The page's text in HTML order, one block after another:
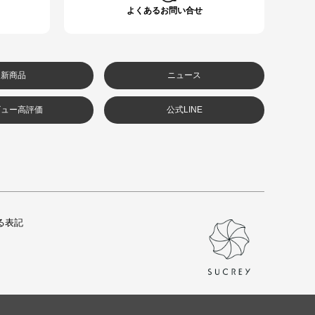
よくあるお問い合せ
新商品 ニュース
ー高評価 公式LINE
表記